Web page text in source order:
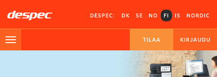
DESPEC: DK SE NO FI IS NORDIC
TILAA KIRJAUDU